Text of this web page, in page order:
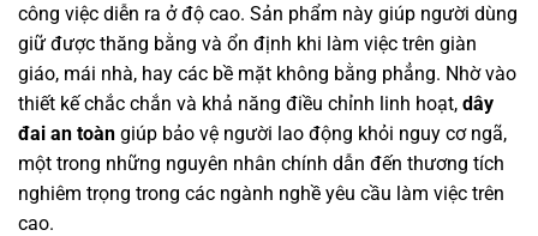
công việc diễn ra ở độ cao. Sản phẩm này giúp người dùng
giữ được thăng bằng và ổn định khi làm việc trên giàn
giáo, mái nhà, hay các bề mặt không bằng phẳng. Nhờ vào
thiết kế chắc chắn và khả năng điều chỉnh linh hoạt, dây
đai an toàn giúp bảo vệ người lao động khỏi nguy cơ ngã,
một trong những nguyên nhân chính dẫn đến thương tích
nghiêm trọng trong các ngành nghề yêu cầu làm việc trên
cao.